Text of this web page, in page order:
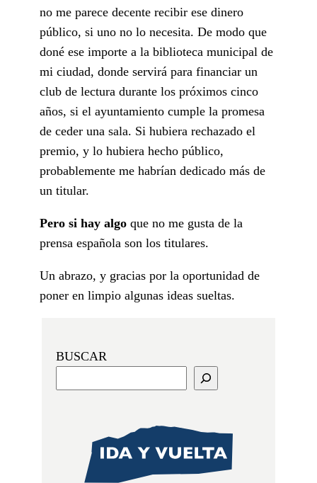
no me parece decente recibir ese dinero
público, si uno no lo necesita. De modo que
doné ese importe a la biblioteca municipal de
mi ciudad, donde servirá para financiar un
club de lectura durante los próximos cinco
años, si el ayuntamiento cumple la promesa
de ceder una sala. Si hubiera rechazado el
premio, y lo hubiera hecho público,
probablemente me habrían dedicado más de
un titular.
Pero si hay algo que no me gusta de la
prensa española son los titulares.
Un abrazo, y gracias por la oportunidad de
poner en limpio algunas ideas sueltas.
BUSCAR